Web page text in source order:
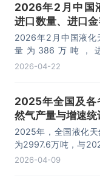
2026年2月中国
进口数量、进口
价统计分析
2026年2月中国液化
量为386万吨，
181651.2万美元，进
2026-04-22
2025年全国及各
然气产量与增速统
2025年，全国液化
为2997.6万吨，与
了511万吨，产量
2026-04-09